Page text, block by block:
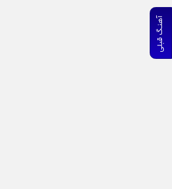
آهنـگ قبلی